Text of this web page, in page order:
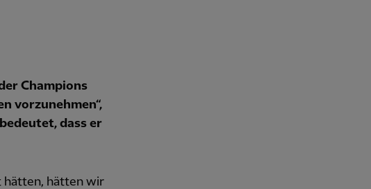
Champions
vorzunehmen“,
dass er
hätten, hätten wir